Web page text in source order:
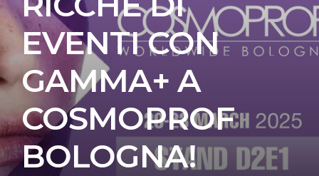
EVENTI CON
GAMMA+ A
COSMOPROF
BOLOGNA!